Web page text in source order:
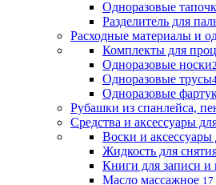
Одноразовые
Разделитель для
Расходные материалы и
Комплекты для
Одноразовые носки
Одноразовые трусы
Одноразовые
Рубашки из спанлейса,
Средства и аксессуары
Воски и
Жидкость для
Книги для записи и
Масло массажное 17